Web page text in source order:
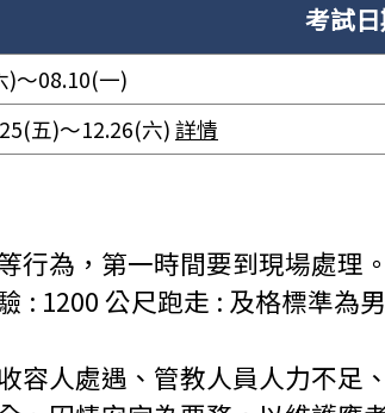
考試
)～08.10(一)
五)～12.26(六)詳情
行為，第一時間要到現場處理
1200 公尺跑走 : 及格標準為
容人處遇、管教人員人力不足